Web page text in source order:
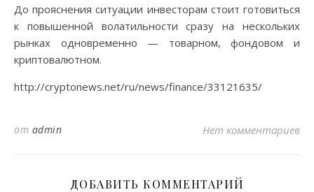
До прояснения ситуации инвесторам стоит готовиться
к повышенной волатильности сразу на нескольких
рынках одновременно — товарном, фондовом и
криптовалютном.
http://cryptonews.net/ru/news/finance/33121635/
от admin Нет комментариев
ДОБАВИТЬ КОММЕНТАРИЙ